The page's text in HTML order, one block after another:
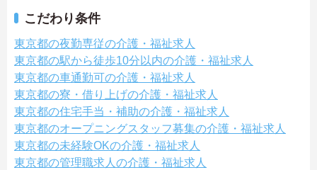
こだわり条件
東京都の夜勤専従の介護・福祉求人
東京都の駅から徒歩10分以内の介護・福祉求人
東京都の車通勤可の介護・福祉求人
東京都の寮・借り上げの介護・福祉求人
東京都の住宅手当・補助の介護・福祉求人
東京都のオープニングスタッフ募集の介護・福祉求人
東京都の未経験OKの介護・福祉求人
東京都の管理職求人の介護・福祉求人